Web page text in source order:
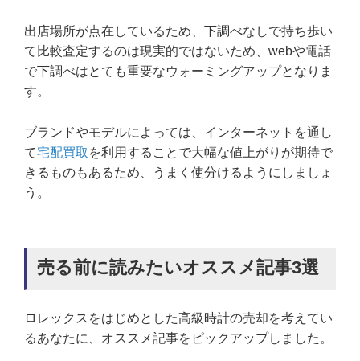
出店場所が点在しているため、下調べなしで持ち歩い
て比較査定するのは現実的ではないため、webや電話
で下調べはとても重要なウォーミングアップとなりま
す。
ブランドやモデルによっては、インターネットを通し
て宅配買取 を利用することで大幅な値上がりが期待で
きるものもあるため、うまく使分けるようにしましょ
う。
売る前に読みたいオススメ記事3選
ロレックスをはじめとした高級時計の売却を考えてい
るあなたに、オススメ記事をピックアップしました。